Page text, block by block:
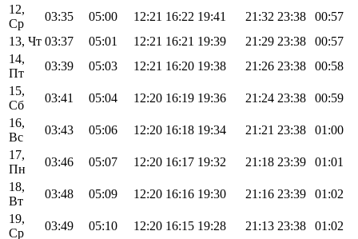
12,
Ср
03:35 05:00 12:21 16:22 19:41 21:32 23:38
00:57
13, Чт 03:37 05:01 12:21 16:21 19:39 21:29 23:38
00:57
14,
Пт
03:39 05:03 12:21 16:20 19:38 21:26 23:38
00:58
15,
Сб
03:41 05:04 12:20 16:19 19:36 21:24 23:38
00:59
16,
Вс
03:43 05:06 12:20 16:18 19:34 21:21 23:38
01:00
17,
Пн
03:46 05:07 12:20 16:17 19:32 21:18 23:39
01:01
18,
Вт
03:48 05:09 12:20 16:16 19:30 21:16 23:39
01:02
19,
Ср
03:49 05:10 12:20 16:15 19:28 21:13 23:38
01:02